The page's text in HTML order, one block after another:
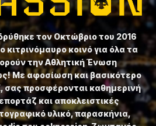
τον Οκτώβριο του 2016
κιτρινόμαυρο κοινό για όλα τα
την Αθλητική Ένωση
Με αφοσίωση και βασικότερο
σας προσφέρονται καθημερινή
και αποκλειστικές
υλικό, παρασκήνια,